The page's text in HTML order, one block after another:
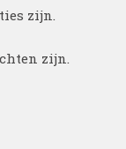
zijn.
zijn.